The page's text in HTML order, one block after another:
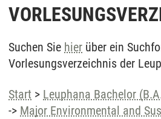
Suchen Sie hier über ein
Vorlesungsverzeichnis der
Start > Leuphana Bachelor
-> Major Environmental and